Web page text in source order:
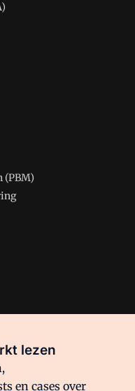
(PBM)
lezen
en cases over